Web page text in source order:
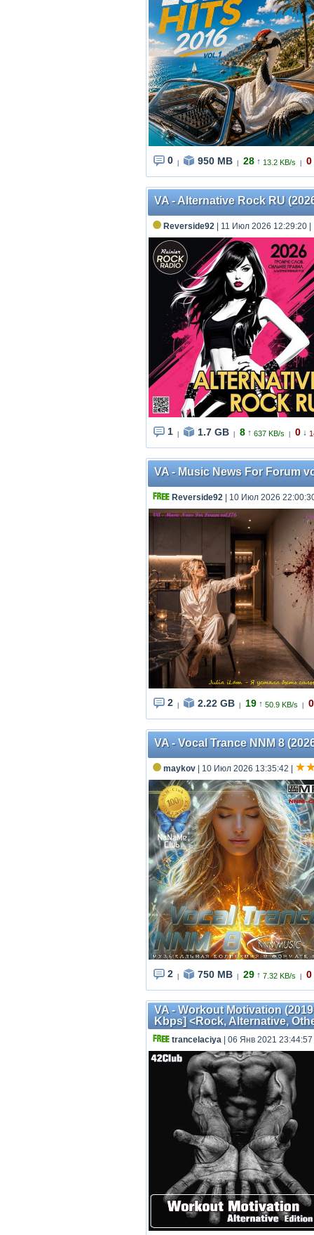
0 950 MB 28 ↑ 13.2 KB/s 0
VA - AIternative Rock RU
Reverside92 | 11 Июл 2026 12:29:20
1 1.7 GB 8 ↑ 637 KB/s 0 ↓
VA - Music News For Forum
Reverside92 | 10 Июл 2026
2 2.22 GB 19 ↑ 50.9 KB/s 0
VA - Vocal Trance NNM 8
maykov | 10 Июл 2026 13:35:42
2 750 MB 29 ↑ 7.32 KB/s 0
VA - Workout Motivation
Kbps] <Rock, Alternative,
trancelaciya | 06 Янв 2021 23:44:57